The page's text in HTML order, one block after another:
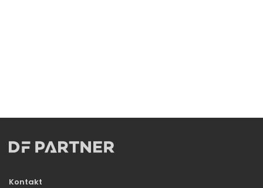
Kontakt